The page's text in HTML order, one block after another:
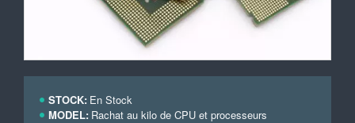
STOCK: En Stock
MODEL: Rachat au kilo de CPU et processeurs